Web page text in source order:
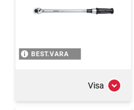
BEST.VARA
Visa